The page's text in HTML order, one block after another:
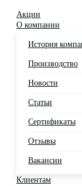
Акции
О компании
История
Производство
Новости
Статьи
Сертификаты
Отзывы
Вакансии
Клиентам